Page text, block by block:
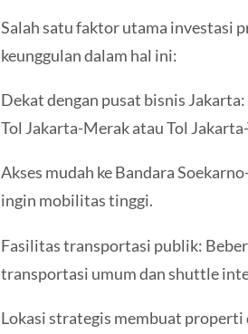
Salah satu faktor utama investasi
keunggulan dalam hal ini:
Dekat dengan pusat bisnis
Tol Jakarta-Merak atau Tol
Akses mudah ke Bandara
ingin mobilitas tinggi.
Fasilitas transportasi publik:
transportasi umum dan shuttle
Lokasi strategis membuat